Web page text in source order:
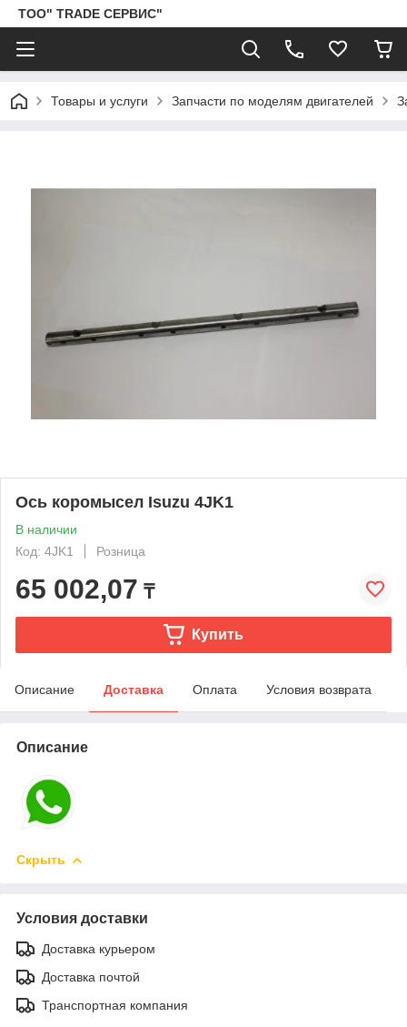
ТОО" TRADE СЕРВИС"
Товары и услуги Запчасти по моделям двигателей
Ось коромысел Isuzu 4JK1
В наличии
Код: 4JK1
Розница
65 002,07 ₸
Купить
Описание Доставка Оплата Условия возврата
Описание
Скрыть
Условия доставки
Доставка курьером
Доставка почтой
Транспортная компания